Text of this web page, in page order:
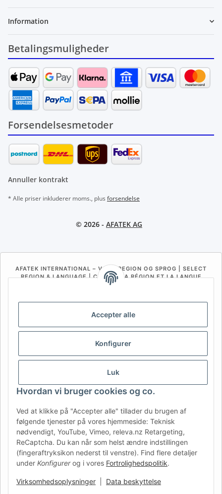
Accepter alle
Konfigurer
Luk
Hvordan vi bruger cookies og co.
Ved at klikke på "Accepter alle" tillader du brugen af
følgende tjenester på vores hjemmeside: Teknisk
nødvendigt, YouTube, Vimeo, releva.nz Retargeting,
ReCaptcha. Du kan når som helst ændre indstillingen
(fingeraftryksikon nederst til venstre). Find flere detaljer
under Konfigurerog i vores Fortrolighedspolitik.
Virksomhedsoplysninger Data beskyttelse
Information
Betalingsmuligheder
Forsendelsesmetoder
Annuller kontrakt
* Alle priser inkluderer moms., plus forsendelse
© 2026 - AFATEK AG
AFATEK INTERNATIONAL – VÆLG REGION OG SPROG | SELECT
REGION & LANGUAGE | CHOISIR LA RÉGION ET LA LANGUE
BE (NL) BE (FR)
FR IT ES DK PL
USA
RO HR
AFATEK Danmark| Din specialist i reservedele til trailere
Teknisk rådgivning: moc.ketafa@ofni| Moms-ID (DE):
DE354251646
Tilbud til erhvervskunder: Intracommunautære køb (momsfrit
via VIES) er muligt.